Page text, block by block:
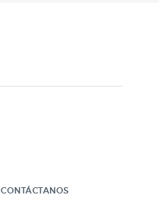
CONTÁCTANOS